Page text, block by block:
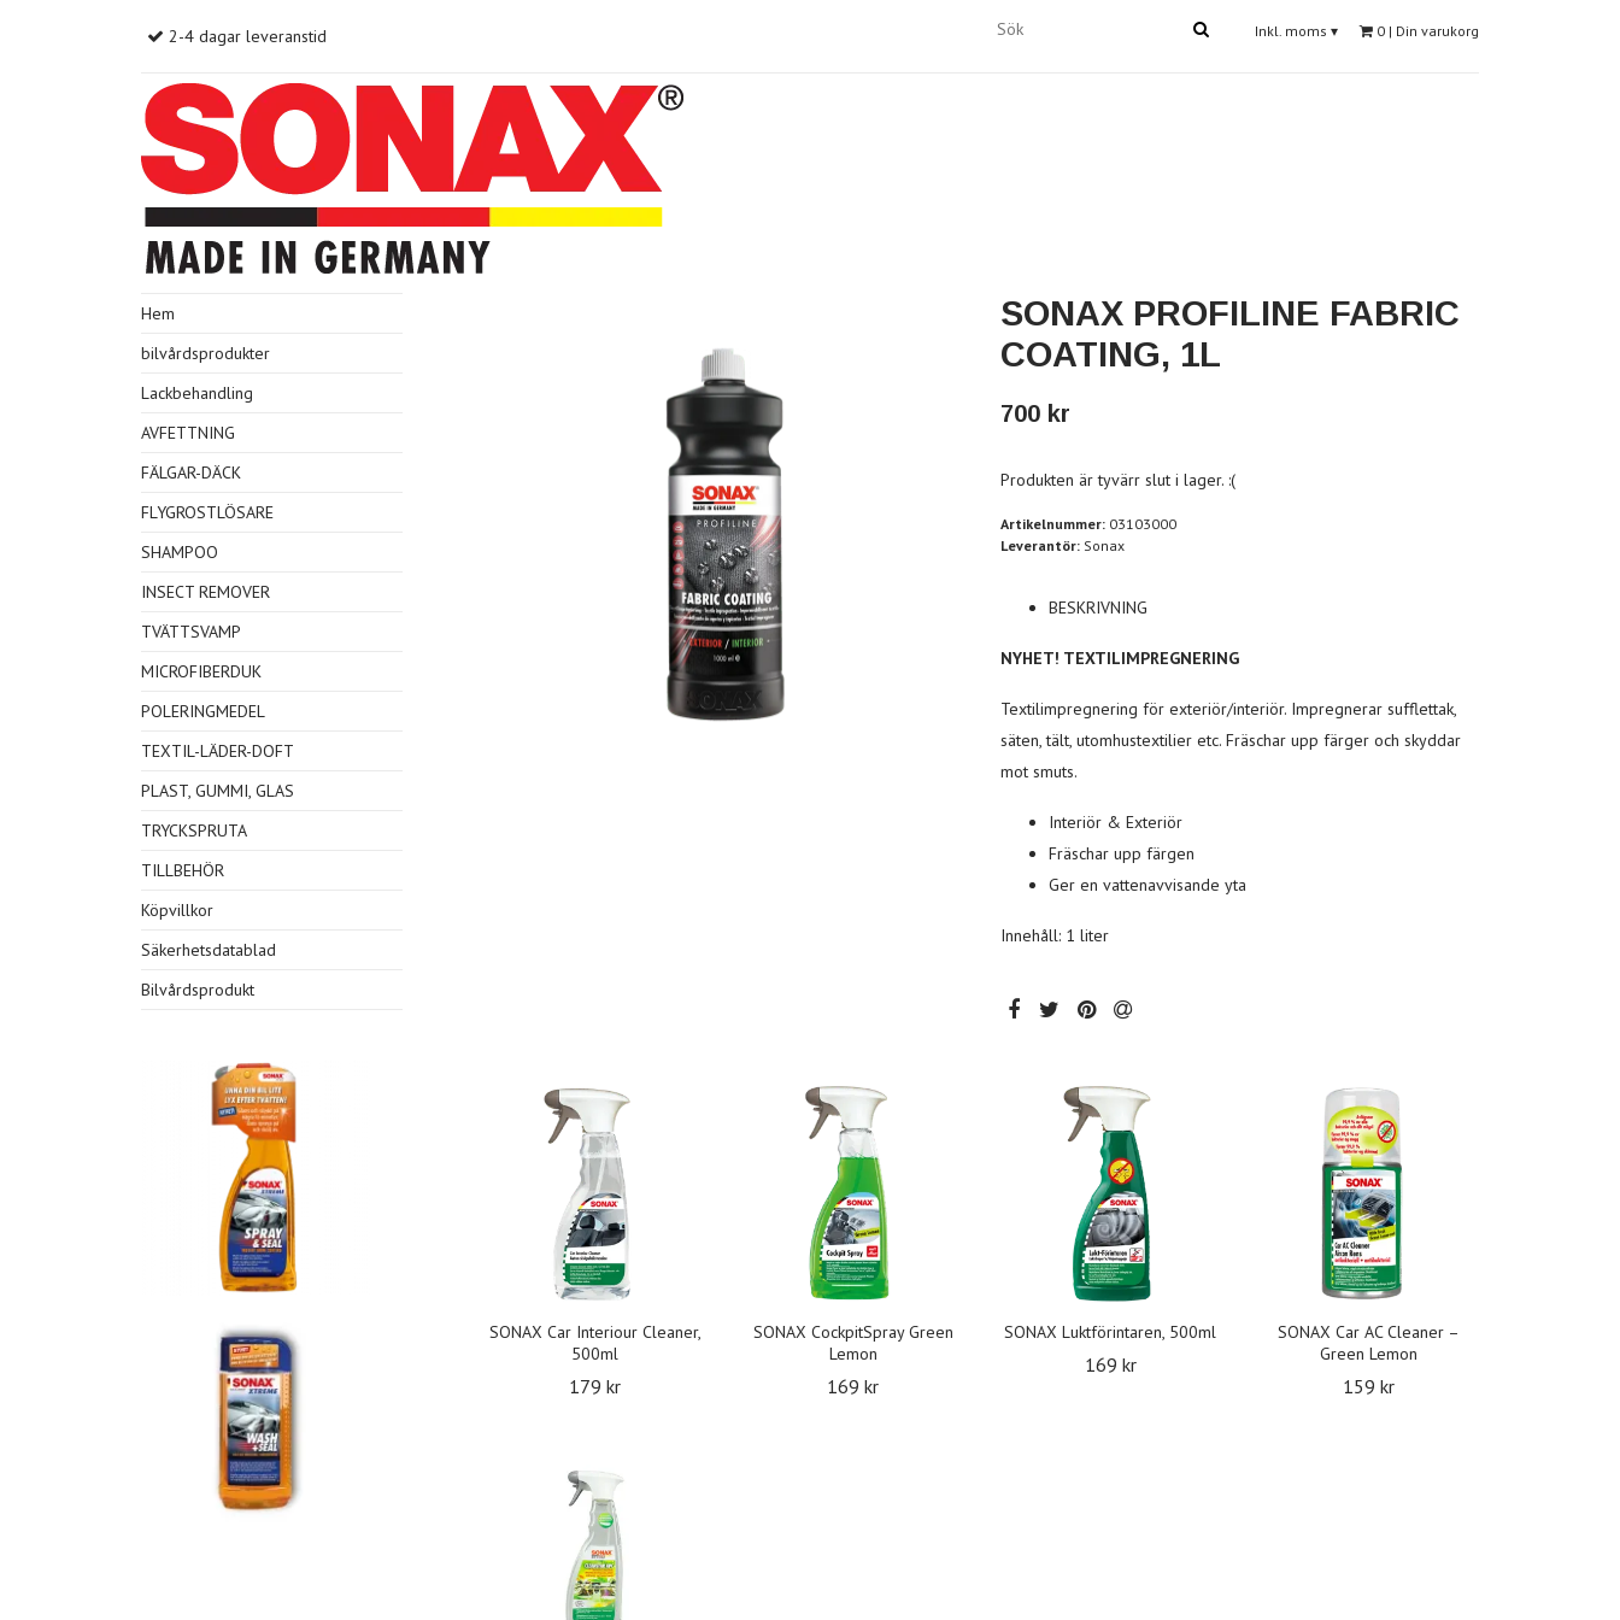
2-4 dagar leveranstid Inkl. moms ▾ 0 | Din varukorg
Hem
bilvårdsprodukter
Lackbehandling
AVFETTNING
FÄLGAR-DÄCK
FLYGROSTLÖSARE
SHAMPOO
INSECT REMOVER
TVÄTTSVAMP
MICROFIBERDUK
POLERINGMEDEL
TEXTIL-LÄDER-DOFT
PLAST, GUMMI, GLAS
TRYCKSPRUTA
TILLBEHÖR
Köpvillkor
Säkerhetsdatablad
Bilvårdsprodukt
SONAX PROFILINE FABRIC
COATING, 1L
700 kr
Produkten är tyvärr slut i lager. :(
Artikelnummer: 03103000
Leverantör: Sonax
BESKRIVNING
NYHET! TEXTILIMPREGNERING
Textilimpregnering för exteriör/interiör. Impregnerar sufflettak,
säten, tält, utomhustextilier etc. Fräschar upp färger och skyddar
mot smuts.
Interiör & Exteriör
Fräschar upp färgen
Ger en vattenavvisande yta
Innehåll: 1 liter
SONAX Car Interiour Cleaner,
500ml
179 kr
SONAX CockpitSpray Green
Lemon
169 kr
SONAX Luktförintaren, 500ml
169 kr
SONAX Car AC Cleaner –
Green Lemon
159 kr